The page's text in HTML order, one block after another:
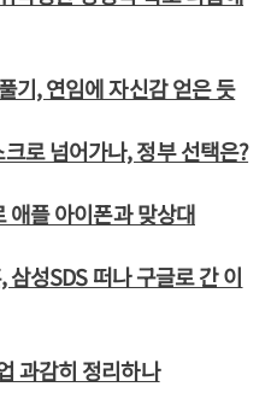
기, 연임에 자신감 얻은 듯
로 넘어가나, 정부 선택은?
애플 아이폰과 맞상대
성SDS 떠나 구글로 간 이
과감히 정리하나